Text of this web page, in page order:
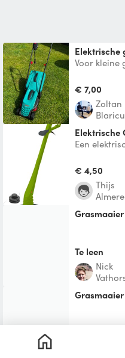
Voor kleine
€ 7,00
Zoltan
Een
onderkruid
€ 4,50
Thijs
grasmaaier
Te leen
Nick
grasmaaier